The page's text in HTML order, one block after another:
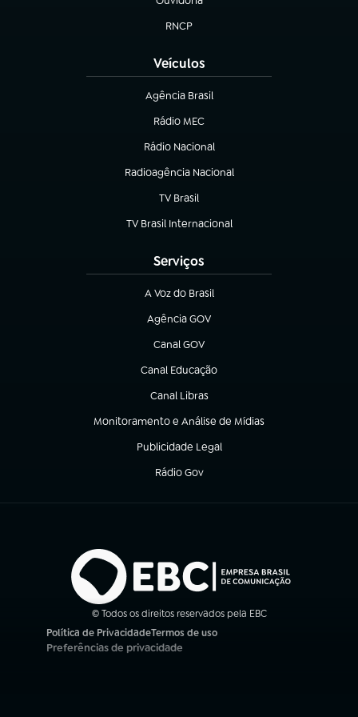
(abre em nova aba)
RNCP
(abre em nova aba)
Veículos
Agência Brasil
(abre em nova aba)
Rádio MEC
Rádio Nacional
(abre em nova aba)
Radioagência Nacional
(abre em nova aba)
TV Brasil
(abre em nova aba)
TV Brasil Internacional
(abre em nova aba)
Serviços
A Voz do Brasil
(abre em nova aba)
Agência GOV
(abre em nova aba)
Canal GOV
(abre em nova aba)
Canal Educação
(abre em nova aba)
Canal Libras
(abre em nova aba)
Monitoramento e Análise de Mídias
(abre em nova aba)
Publicidade Legal
(abre em nova aba)
Rádio Gov
(abre em nova aba)
© Todos os direitos reservados pela EBC
Política de Privacidade
(abre em nova aba)
Termos de uso
(abre em nova aba)
Preferências de privacidade